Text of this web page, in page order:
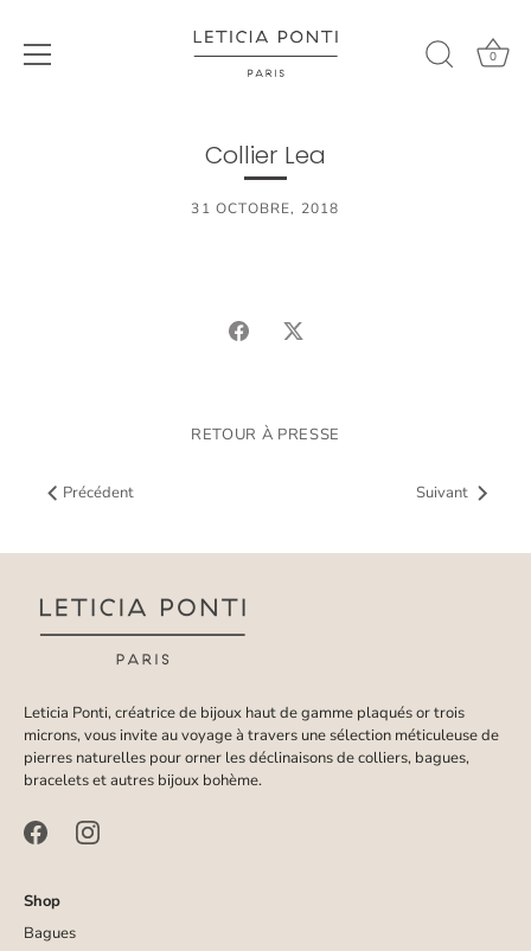
0
Collier Lea
31 OCTOBRE, 2018
PartagerTweeter
RETOUR À PRESSE
Précédent Suivant
Leticia Ponti, créatrice de bijoux haut de gamme plaqués or trois
microns, vous invite au voyage à travers une sélection méticuleuse de
pierres naturelles pour orner les déclinaisons de colliers, bagues,
bracelets et autres bijoux bohème.
Shop
Bagues